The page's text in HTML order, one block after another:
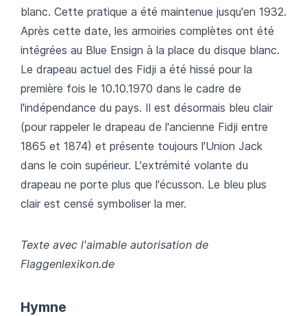
blanc. Cette pratique a été maintenue jusqu'en 1932.
Après cette date, les armoiries complètes ont été
intégrées au Blue Ensign à la place du disque blanc.
Le drapeau actuel des Fidji a été hissé pour la
première fois le 10.10.1970 dans le cadre de
l'indépendance du pays. Il est désormais bleu clair
(pour rappeler le drapeau de l'ancienne Fidji entre
1865 et 1874) et présente toujours l'Union Jack
dans le coin supérieur. L'extrémité volante du
drapeau ne porte plus que l'écusson. Le bleu plus
clair est censé symboliser la mer.
Texte avec l'aimable autorisation de
Flaggenlexikon.de
Hymne